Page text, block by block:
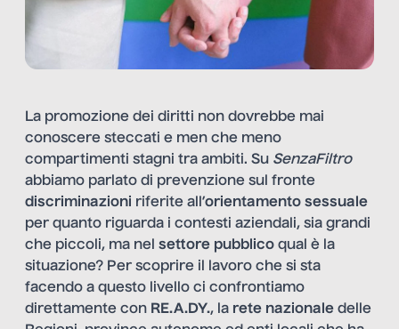
La promozione dei diritti non dovrebbe mai
conoscere steccati e men che meno
compartimenti stagni tra ambiti. Su SenzaFiltro
abbiamo parlato di prevenzione sul fronte
discriminazioni riferite all’orientamento sessuale
per quanto riguarda i contesti aziendali, sia grandi
che piccoli, ma nel settore pubblico qual è la
situazione? Per scoprire il lavoro che si sta
facendo a questo livello ci confrontiamo
direttamente con RE.A.DY., la rete nazionale delle